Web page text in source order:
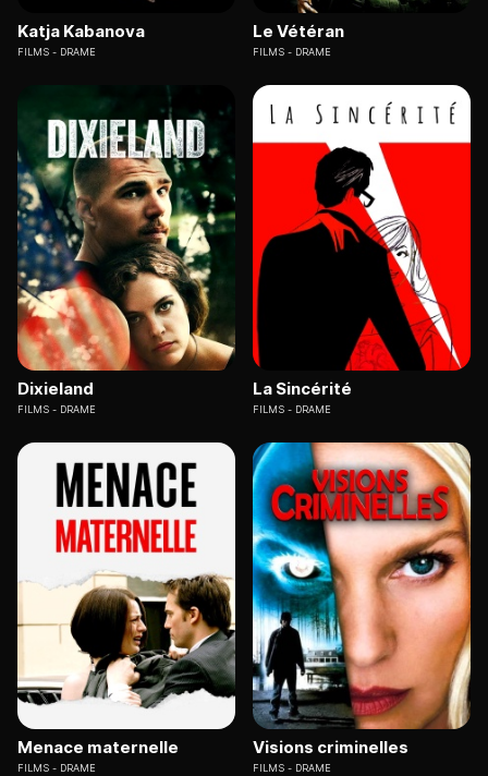
Katja Kabanova
FILMS DRAME
Le Vétéran
FILMS DRAME
Dixieland
FILMS DRAME
La Sincérité
FILMS DRAME
Menace maternelle
FILMS DRAME
Visions criminelles
FILMS DRAME